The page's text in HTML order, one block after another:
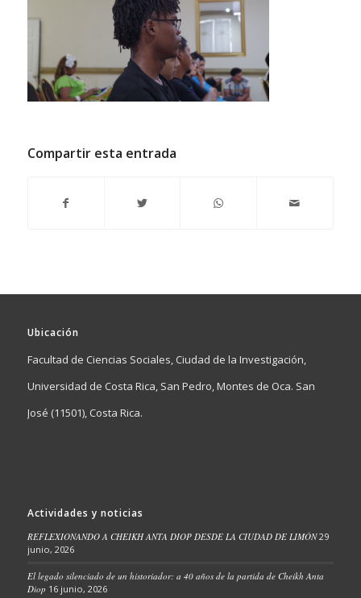
Compartir esta entrada
Ubicación
Facultad de Ciencias Sociales, Ciudad de la Investigación,
Universidad de Costa Rica, San Pedro, Montes de Oca. San
José (11501), Costa Rica.
Actividades y noticias
REFLEXIONANDO A CHEIKH ANTA DIOP DESDE LA CIUDAD DE LIMÓN 29
junio, 2026
El legado silenciado de un historiador: a 40 años de la partida de Cheikh Anta
Diop 16 junio, 2026